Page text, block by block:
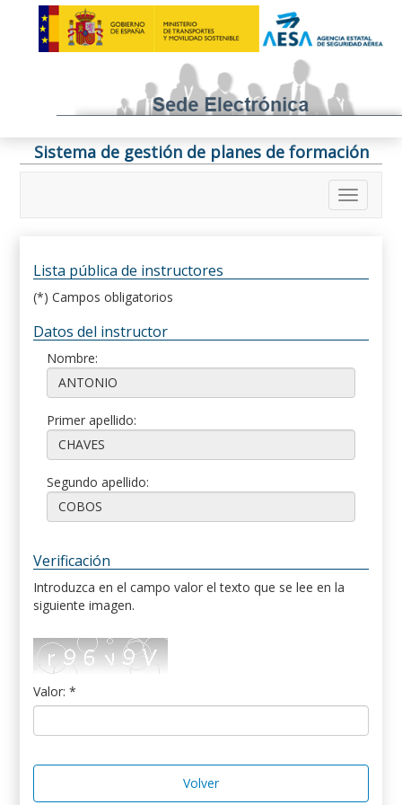
Sistema de gestión de planes de formación
Lista pública de instructores
(*) Campos obligatorios
Datos del instructor
Nombre:
Primer apellido:
Segundo apellido:
Verificación
Introduzca en el campo valor el texto que se lee en la
siguiente imagen.
Valor: *
Volver